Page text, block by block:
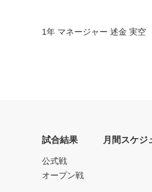
1年 マネージャー 述金 実空
試合結果
公式戦
オープン戦
月間スケジ